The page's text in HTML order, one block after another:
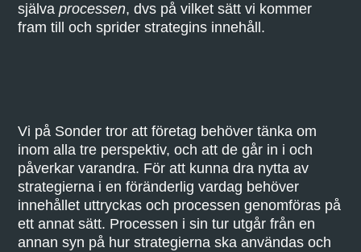
självaprocessen, dvs på vilket sätt vi kommer
fram till och sprider strategins innehåll.
Vi på Sonder tror att företag behöver tänka om
inom alla tre perspektiv, och att de går in i och
påverkar varandra. För att kunna dra nytta av
strategierna i en föränderlig vardag behöver
innehållet uttryckas och processen genomföras på
ett annat sätt. Processen i sin tur utgår från en
annan syn på hur strategierna ska användas och